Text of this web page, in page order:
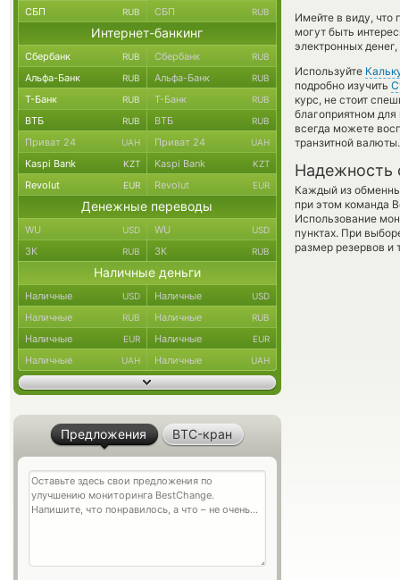
Имейте в виду, что
могут быть
электронных
Используйте
подробно изучить
курс, не стоит
благоприятном
всегда можете
транзитной валюты.
Надежность
Каждый из
при этом команда
Использование
пунктах. При
размер резервов и
СБП RUB СБП RUB
Интернет-банкинг
Сбербанк RUB Сбербанк RUB
Альфа-Банк RUB Альфа-Банк RUB
Т-Банк RUB Т-Банк RUB
ВТБ RUB ВТБ RUB
Приват 24 UAH Приват 24 UAH
Kaspi Bank KZT Kaspi Bank KZT
Revolut EUR Revolut EUR
Денежные переводы
WU USD WU USD
ЗК RUB ЗК RUB
Наличные деньги
Наличные USD Наличные USD
Наличные RUB Наличные RUB
Наличные EUR Наличные EUR
Наличные UAH Наличные UAH
Предложения BTC-кран